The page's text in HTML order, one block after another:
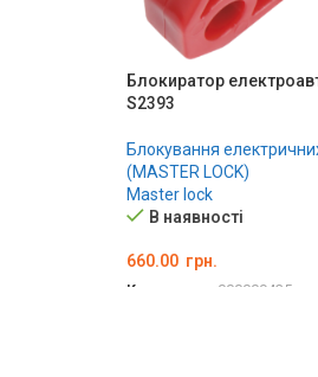
Блокиратор
S2393
Блокування
(MASTER LOCK)
Master lock
В наявності
660.00 грн.
Код товару: 000009435